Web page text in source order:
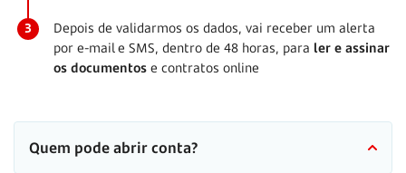
3
Depois de validarmos os dados, vai receber um alerta
por e-mail e SMS, dentro de 48 horas, para ler e assinar
os documentos e contratos online
Quem pode abrir conta?